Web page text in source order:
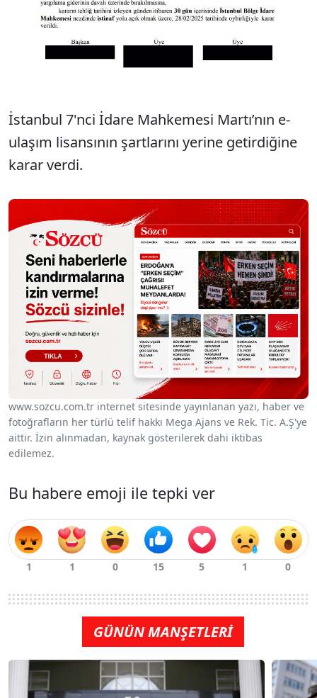
İstanbul 7'nci İdare Mahkemesi Martı’nın e-
ulaşım lisansının şartlarını yerine getirdiğine
karar verdi.
www.sozcu.com.tr internet sitesinde yayınlanan yazı, haber ve
fotoğrafların her türlü telif hakkı Mega Ajans ve Rek. Tic. A.Ş'ye
aittir. İzin alınmadan, kaynak gösterilerek dahi iktibas
edilemez.
Bu habere emoji ile tepki ver
GÜNÜN MANŞETLERİ